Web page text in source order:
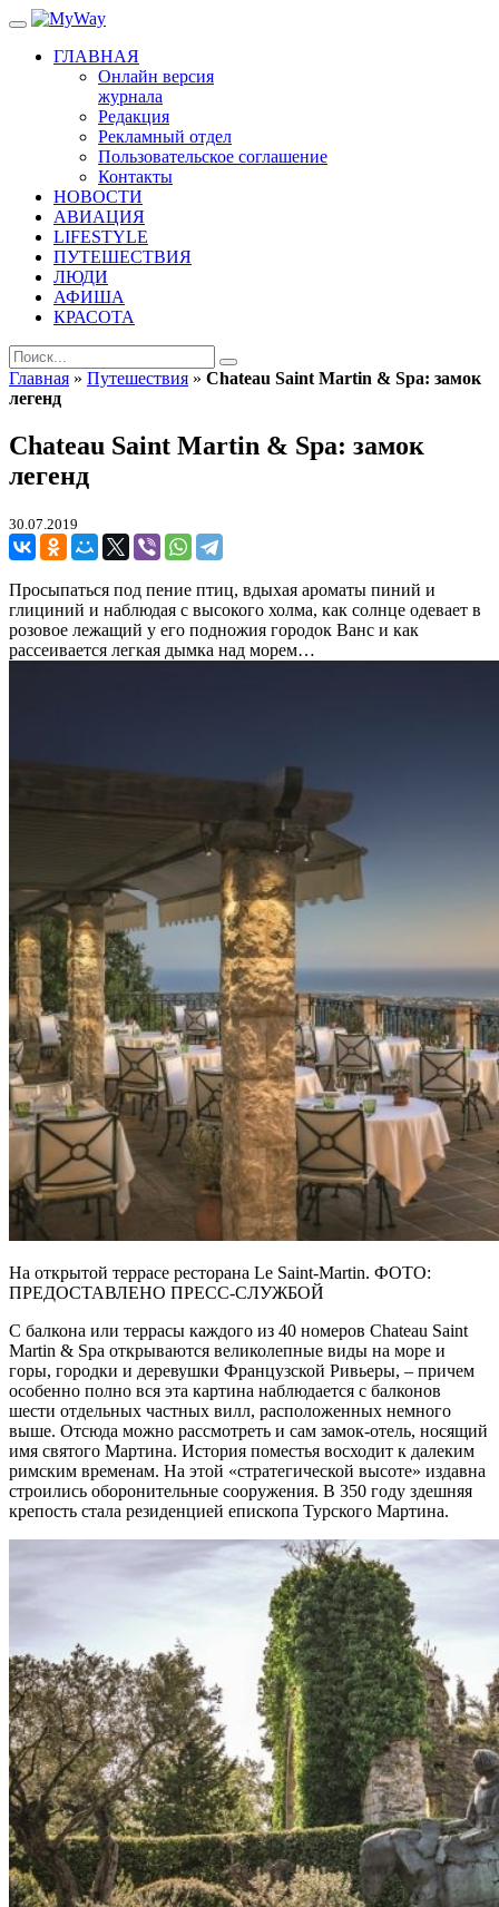
ГЛАВНАЯ
Онлайн версия
журнала
Редакция
Рекламный отдел
Пользовательское соглашение
Контакты
НОВОСТИ
АВИАЦИЯ
LIFESTYLE
ПУТЕШЕСТВИЯ
ЛЮДИ
АФИША
КРАСОТА
Главная » Путешествия » Chateau Saint Martin & Spa: замок
легенд
Chateau Saint Martin & Spa: замок
легенд
30.07.2019
Просыпаться под пение птиц, вдыхая ароматы пиний и
глициний и наблюдая с высокого холма, как солнце одевает в
розовое лежащий у его подножия городок Ванс и как
рассеивается легкая дымка над морем…
На открытой террасе ресторана Le Saint-Martin. ФОТО:
ПРЕДОСТАВЛЕНО ПРЕСС-СЛУЖБОЙ
С балкона или террасы каждого из 40 номеров Chateau Saint
Martin & Spa открываются великолепные виды на море и
горы, городки и деревушки Французской Ривьеры, – причем
особенно полно вся эта картина наблюдается с балконов
шести отдельных частных вилл, расположенных немного
выше. Отсюда можно рассмотреть и сам замок-отель, носящий
имя святого Мартина. История поместья восходит к далеким
римским временам. На этой «стратегической высоте» издавна
строились оборонительные сооружения. В 350 году здешняя
крепость стала резиденцией епископа Турского Мартина.